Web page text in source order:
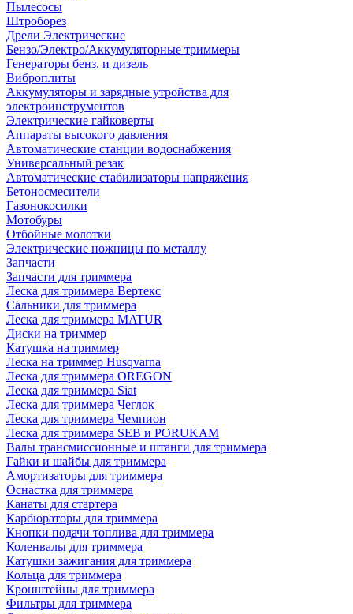
Пылесосы
Штроборез
Дрели Электрические
Бензо/Электро/Аккумуляторные триммеры
Генераторы бенз. и дизель
Виброплиты
Аккумуляторы и зарядные утройства для
электроинструментов
Электрические гайковерты
Аппараты высокого давления
Автоматические станции водоснабжения
Универсальный резак
Автоматические стабилизаторы напряжения
Бетоносмесители
Газонокосилки
Мотобуры
Отбойные молотки
Электрические ножницы по металлу
Запчасти
Запчасти для триммера
Леска для триммера Вертекс
Сальники для триммера
Леска для триммера MATUR
Диски на триммер
Катушка на триммер
Леска на триммер Husqvarna
Леска для триммера OREGON
Леска для триммера Siat
Леска для триммера Чеглок
Леска для триммера Чемпион
Леска для триммера SEB и PORUKAM
Валы трансмиссионные и штанги для триммера
Гайки и шайбы для триммера
Амортизаторы для триммера
Оснастка для триммера
Канаты для стартера
Карбюраторы для триммера
Кнопки подачи топлива для триммера
Коленвалы для триммера
Катушки зажигания для триммера
Кольца для триммера
Кронштейны для триммера
Фильтры для триммера